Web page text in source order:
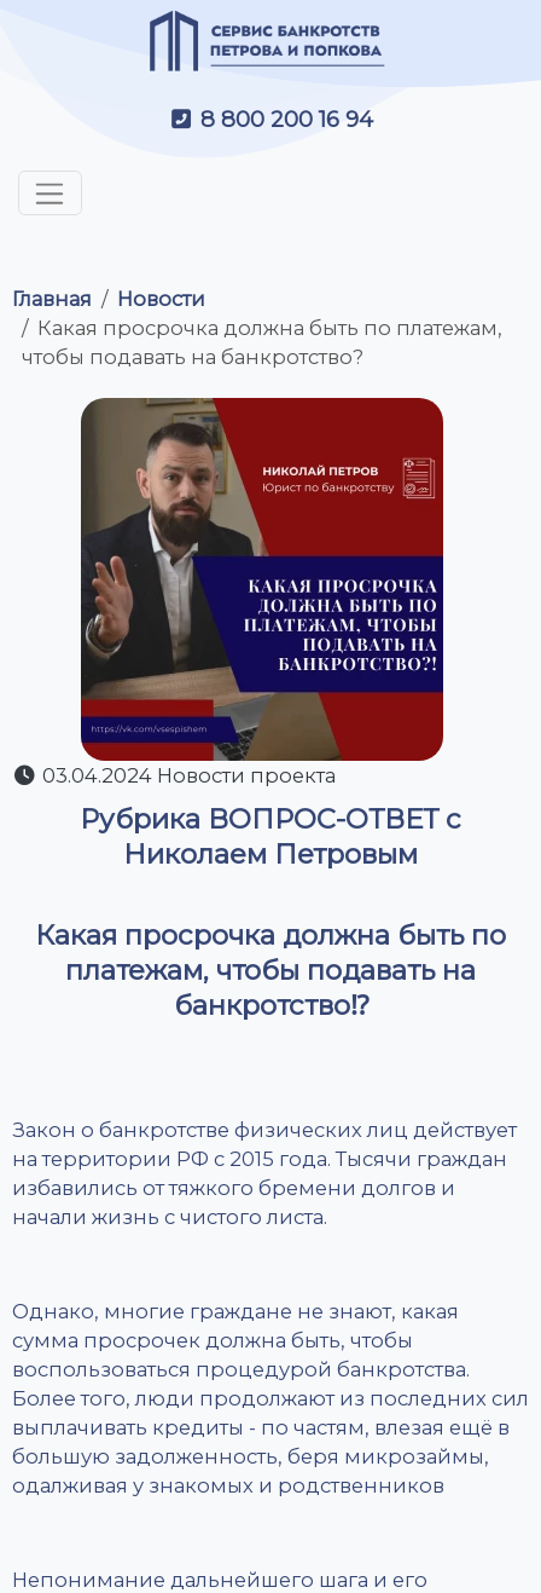
8 800 200 16 94
Главная
Новости
Какая просрочка должна быть по платежам,
чтобы подавать на банкротство?
03.04.2024 Новости проекта
Рубрика ВОПРОС-ОТВЕТ с
Николаем Петровым
Какая просрочка должна быть по
платежам, чтобы подавать на
банкротство⁉️
Закон о банкротстве физических лиц действует
на территории РФ с 2015 года. Тысячи граждан
избавились от тяжкого бремени долгов и
начали жизнь с чистого листа.
Однако, многие граждане не знают, какая
сумма просрочек должна быть, чтобы
воспользоваться процедурой банкротства.
Более того, люди продолжают из последних сил
выплачивать кредиты - по частям, влезая ещё в
большую задолженность, беря микрозаймы,
одалживая у знакомых и родственников
Непонимание дальнейшего шага и его